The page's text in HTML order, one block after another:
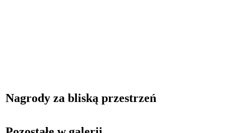
Nagrody za bliską przestrzeń